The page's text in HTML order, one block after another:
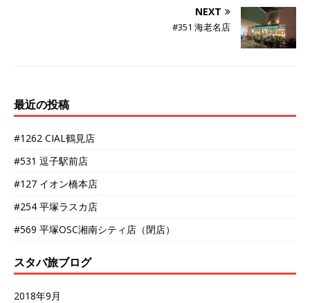
NEXT
#351 海老名店
最近の投稿
#1262 CIAL鶴見店
#531 逗子駅前店
#127 イオン橋本店
#254 平塚ラスカ店
#569 平塚OSC湘南シティ店（閉店）
スタバ旅ブログ
2018年9月